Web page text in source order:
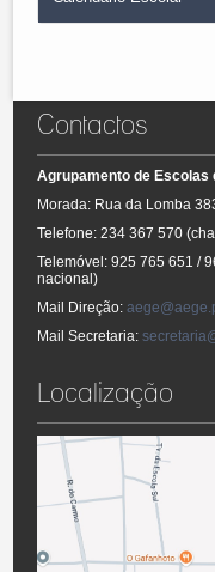
Documentos
- Regulamento Interno
Contactos
Agrupamento de Escolas
Morada: Rua da Lomba
Telefone: 234 367 570
Telemóvel: 925 765 651 /
nacional)
Mail Direção:
Mail Secretaria:
Localização